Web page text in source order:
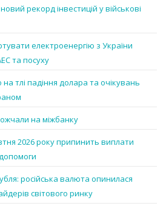
рекорд інвестицій у військові
електроенергію з України
та посуху
тлі падіння долара та очікувань
на міжбанку
2026 року припинить виплати
російська валюта опинилася
світового ринку